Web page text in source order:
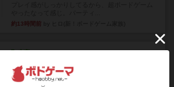
約13時間前
充実
アルナックの失われし遺跡
アナログ対人プレイ数回。クニツィア先生の名作
「エルドラドを探して」にあ...